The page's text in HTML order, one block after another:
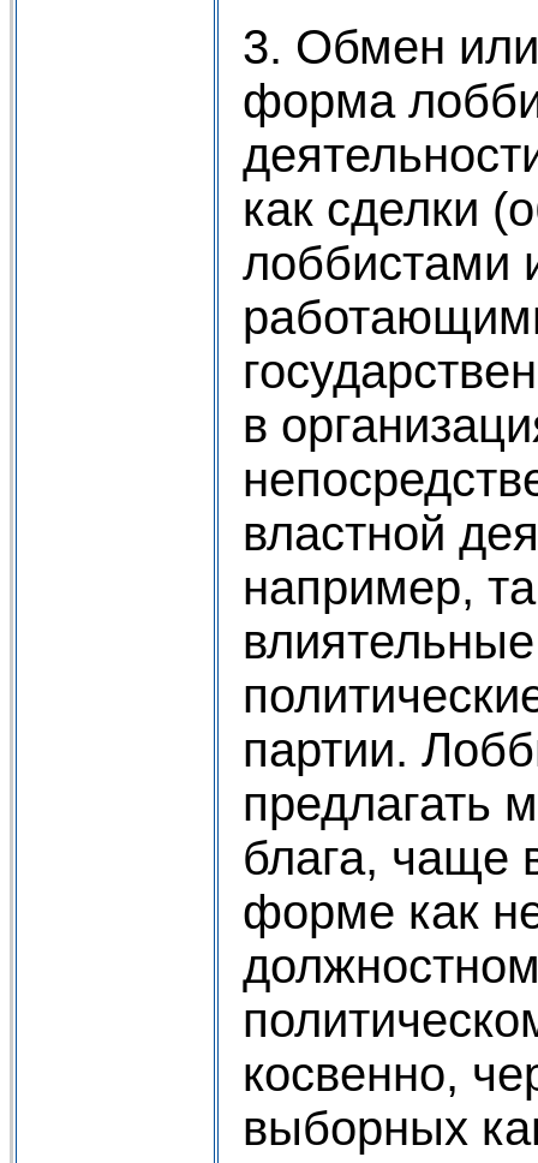
3. Обмен
форма
как сделки
лоббистами
в
властной
например,
партии.
предлагать
блага, чаще
форме как
косвенно,
выборных